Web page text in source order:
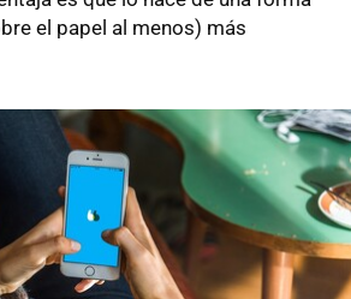
el papel al menos) más